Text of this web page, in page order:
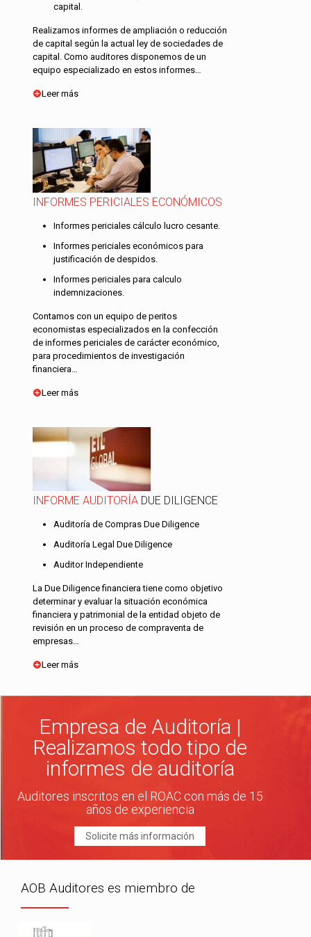
capital.
Realizamos informes de ampliación o reducción
de capital según la actual ley de sociedades de
capital. Como auditores disponemos de un
equipo especializado en estos informes…
Leer más
INFORMES PERICIALES ECONÓMICOS
Informes periciales cálculo lucro cesante.
Informes periciales económicos para
justificación de despidos.
Informes periciales para calculo
indemnizaciones.
Contamos con un equipo de peritos
economistas especializados en la confección
de informes periciales de carácter económico,
para procedimientos de investigación
financiera…
Leer más
INFORME AUDITORÍA DUE DILIGENCE
Auditoría de Compras Due Diligence
Auditoría Legal Due Diligence
Auditor Independiente
La Due Diligence financiera tiene como objetivo
determinar y evaluar la situación económica
financiera y patrimonial de la entidad objeto de
revisión en un proceso de compraventa de
empresas…
Leer más
Empresa de Auditoría |
Realizamos todo tipo de
informes de auditoría
Auditores inscritos en el ROAC con más de 15
años de experiencia
Solicite más información
AOB Auditores es miembro de